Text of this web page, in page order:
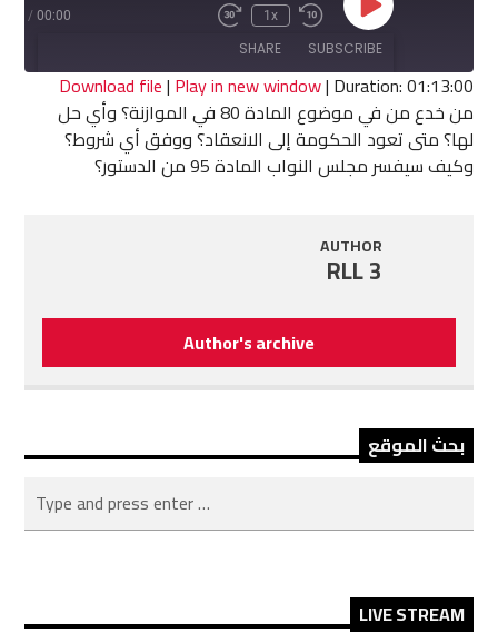
Play
Episode
Rewind
10
Seconds
1x
Fast
seconds
00:00
/
SUBSCRIBE
SHARE
RSS FEED
SHARE
LINK
Download file| Play in new window| Duration: 01:13:00
من خدع من في موضوع المادة 80 في الموازنة؟ وأي حل
لها؟ متى تعود الحكومة إلى الانعقاد؟ ووفق أي شروط؟
وكيف سيفسر مجلس النواب المادة 95 من الدستور؟
AUTHOR
RLL 3
Author's archive
بحث الموقع
LIVE STREAM